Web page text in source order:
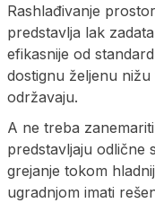
Rashlađivanje
predstavlja lak
efikasnije od
dostignu željenu
održavaju.
A ne treba
predstavljaju odlične
grejanje tokom
ugradnjom imati